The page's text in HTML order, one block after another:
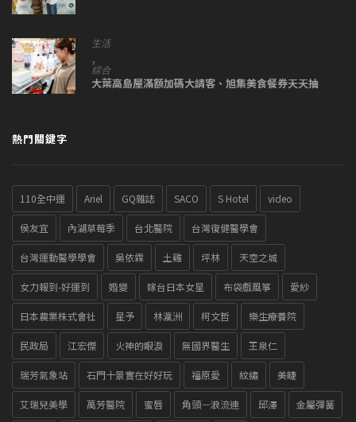
生活
,
綜合
大葉高島屋滿額加碼大請客、旭集美食餐券天天抽
熱門關鍵字
110全中運 Ariel GQ雜誌 SACO S Hotel video
侯友宜 內湖草莓季 台北醫院 台灣復健醫學會
台灣運動醫學學會 吳依霖 土雞 坪林 天空之城
女力報到-好運到 婚變 嫁台日本女星 布袋戲風箏 愛紗
日本農業株式會社 星予 林瀛洲 柯文哲 樂生療養院
民政局 江宏傑 火神的眼淚 無國界醫生 王泉仁
瑞芳氣象站 石門十景實在好好玩 福原愛 紋繡 美睫
艾瑞兒美學 萬芳醫院 蜜唇 角頭－浪流連 邱澤 金屬彈簧